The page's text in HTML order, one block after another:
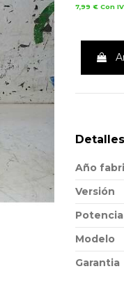
7,99 € Con
Año
Versión
Potencia
Modelo
Garantia